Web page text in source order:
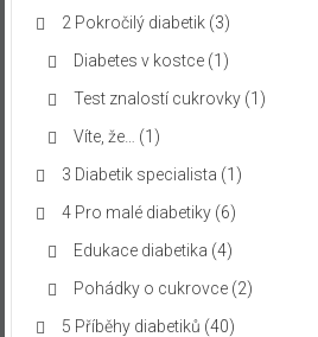
2 Pokročilý diabetik(3)
Diabetes v kostce(1)
Test znalostí cukrovky(1)
Víte, že…
(1)
3 Diabetik specialista (1)
4 Pro malé diabetiky(6)
Edukace diabetika (4)
Pohádky o cukrovce(2)
5 Příběhy diabetiků (40)